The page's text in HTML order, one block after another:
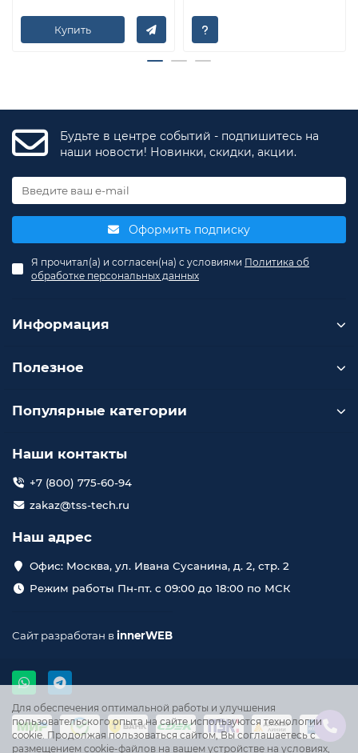
Купить
Для обеспечения оптимальной работы и улучшения
пользовательского опыта на сайте используются технологии
cookie. Продолжая пользоваться сайтом, Вы соглашаетесь с
размещением cookie-файлов на вашем устройстве на условиях,
Будьте в центре событий - подпишитесь на
наши новости! Новинки, скидки, акции.
Оформить подписку
Я прочитал(а) и согласен(на) с условиями Политика об
обработке персональных данных
Информация
Полезное
Популярные категории
Наши контакты
+7 (800) 775-60-94
zakaz@tss-tech.ru
Наш адрес
Офис: Москва, ул. Ивана Сусанина, д. 2, стр. 2
Режим работы Пн-пт. с 09:00 до 18:00 по МСК
Сайт разработан вinnerWEB